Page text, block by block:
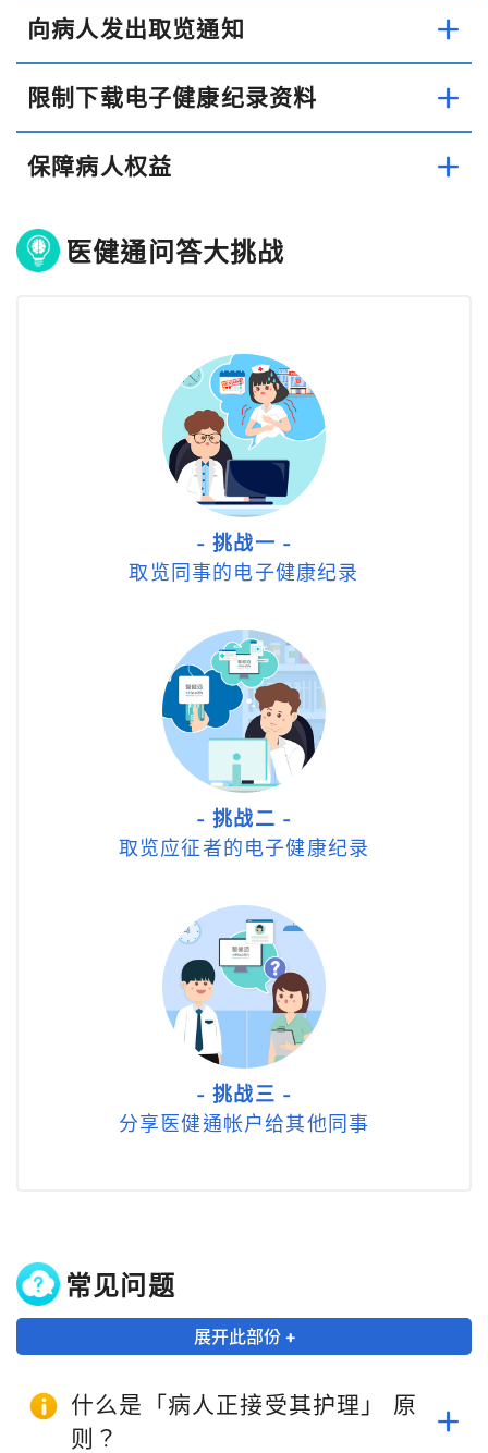
向病人发出取览通知
限制下载电子健康纪录资料
保障病人权益
医健通问答大挑战
- 挑战一 -
取览同事的电子健康纪录
- 挑战二 -
取览应征者的电子健康纪录
- 挑战三 -
分享医健通帐户给其他同事
常见问题
展开此部份 +
什么是「病人正接受其护理」 原
则？